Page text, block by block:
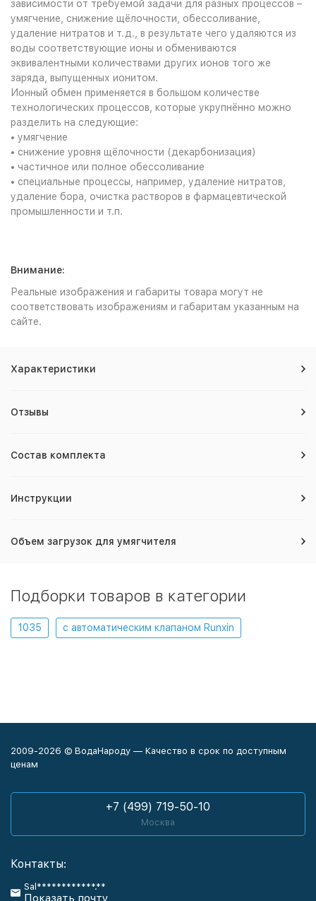
зависимости от требуемой задачи для разных процессов –
умягчение, снижение щёлочности, обессоливание,
удаление нитратов и т.д., в результате чего удаляются из
воды соответствующие ионы и обмениваются
эквивалентными количествами других ионов того же
заряда, выпущенных ионитом.
Ионный обмен применяется в большом количестве
технологических процессов, которые укрупнённо можно
разделить на следующие:
• умягчение
• снижение уровня щёлочности (декарбонизация)
• частичное или полное обессоливание
• специальные процессы, например, удаление нитратов,
удаление бора, очистка растворов в фармацевтической
промышленности и т.п.
Внимание:
Реальные изображения и габариты товара могут не
соответствовать изображениям и габаритам указанным на
сайте.
Характеристики
Отзывы
Состав комплекта
Инструкции
Объем загрузок для умягчителя
Подборки товаров в категории
1035 с автоматическим клапаном Runxin
2009-2026 © ВодаНароду — Качество в срок по доступным
ценам
+7 (499) 719-50-10
Москва
Контакты:
Sal************.**
Показать почту